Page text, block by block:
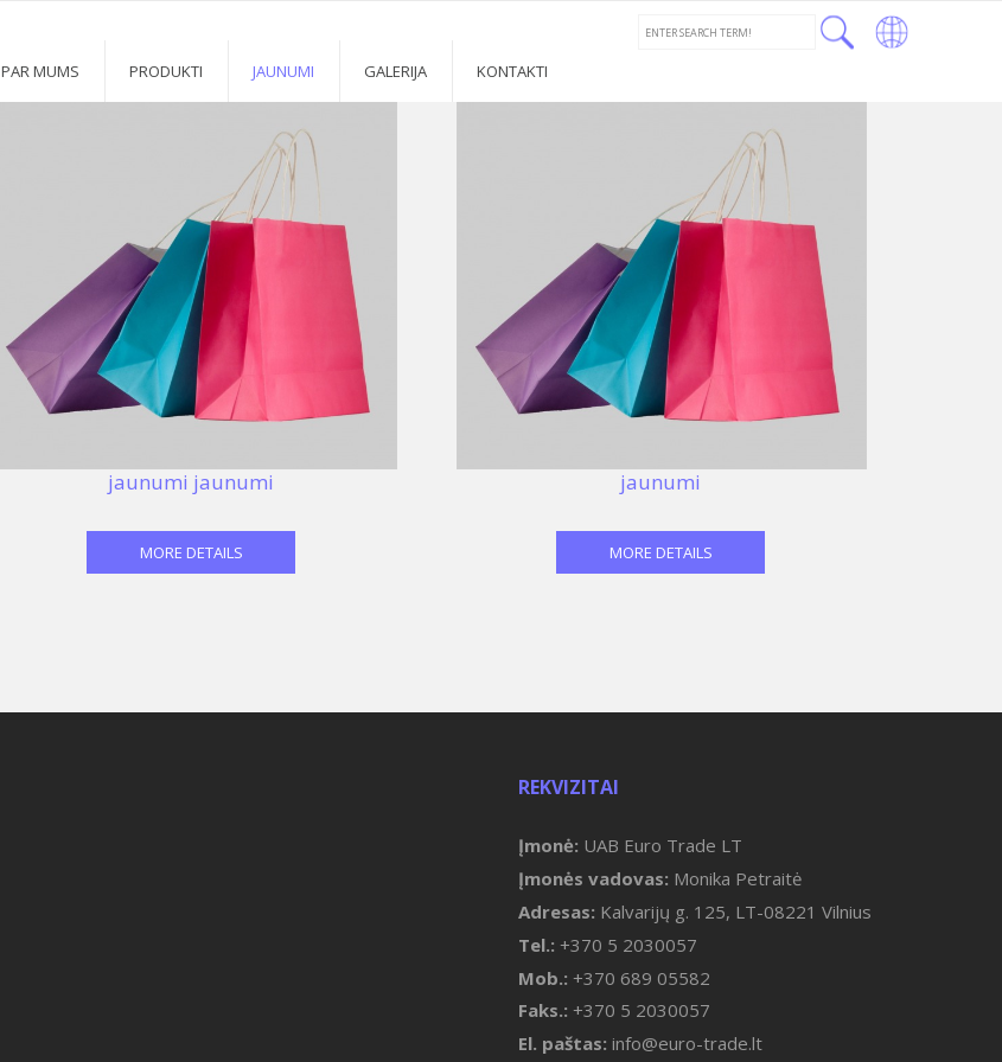
PAR MUMS PRODUKTI JAUNUMI GALERIJA KONTAKTI
←
jaunumi jaunumi
MORE DETAILS
jaunumi
MORE DETAILS
REKVIZITAI
Įmonė: UAB Euro Trade LT
Įmonės vadovas: Monika Petraitė
Adresas: Kalvarijų g. 125, LT-08221 Vilnius
Tel.: +370 5 2030057
Mob.: +370 689 05582
Faks.: +370 5 2030057
El. paštas: info@euro-trade.lt